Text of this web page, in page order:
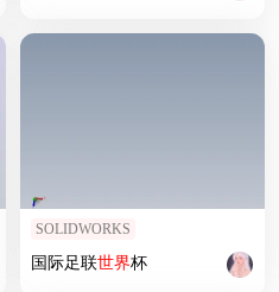
SOLIDWORKS
国际足联世界杯